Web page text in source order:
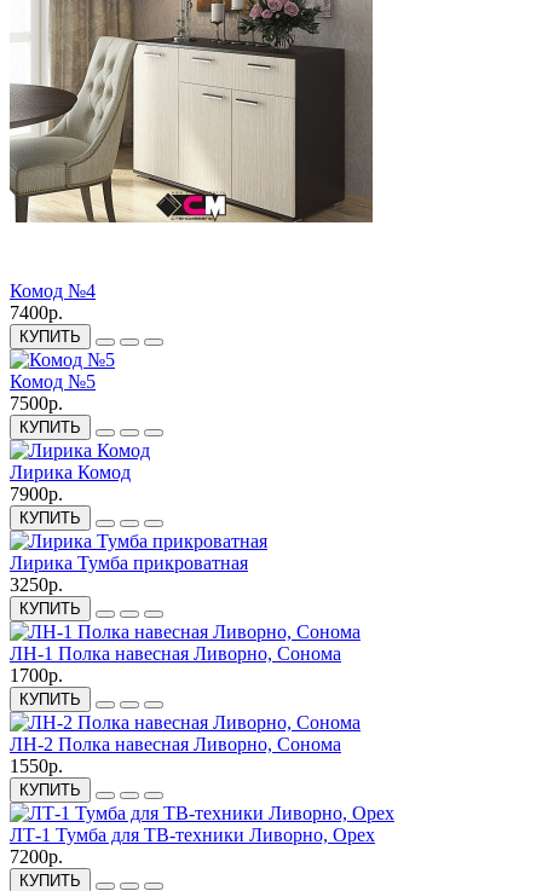
Комод №4
7400р.
КУПИТЬ
Комод №5
7500р.
КУПИТЬ
Лирика Комод
7900р.
КУПИТЬ
Лирика Тумба прикроватная
3250р.
КУПИТЬ
ЛН-1 Полка навесная Ливорно, Сонома
1700р.
КУПИТЬ
ЛН-2 Полка навесная Ливорно, Сонома
1550р.
КУПИТЬ
ЛТ-1 Тумба для ТВ-техники Ливорно, Орех
7200р.
КУПИТЬ